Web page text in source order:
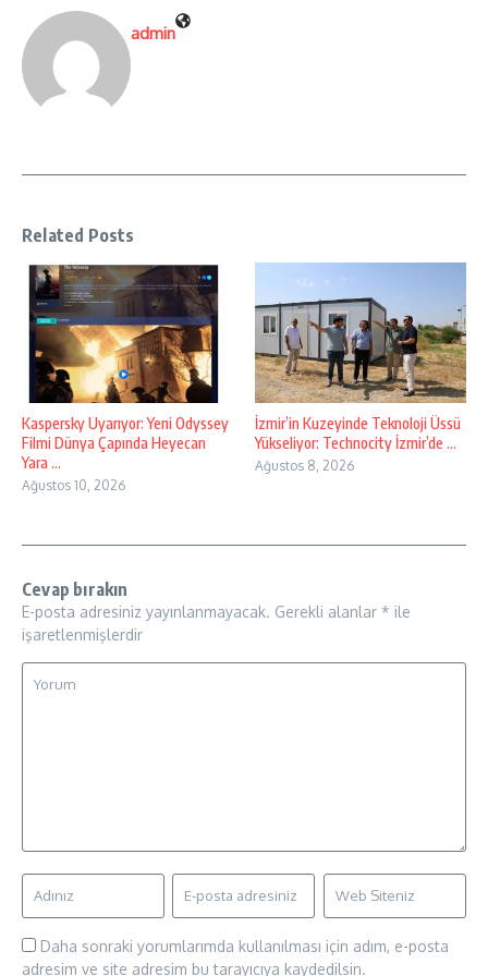
admin
Related Posts
Kaspersky Uyarıyor: Yeni Odyssey
Filmi Dünya Çapında Heyecan
Yara ...
Ağustos 10, 2026
İzmir’in Kuzeyinde Teknoloji Üssü
Yükseliyor: Technocity İzmir’de ...
Ağustos 8, 2026
Cevap bırakın
E-posta adresiniz yayınlanmayacak. Gerekli alanlar * ile
işaretlenmişlerdir
Daha sonraki yorumlarımda kullanılması için adım, e-posta
adresim ve site adresim bu tarayıcıya kaydedilsin.